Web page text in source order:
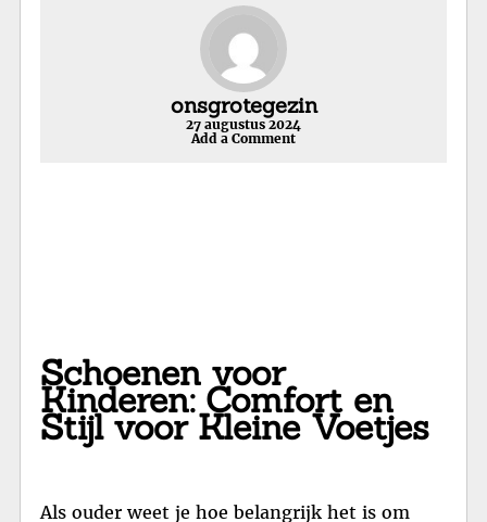
onsgrotegezin
27 augustus 2024
Add a Comment
Schoenen voor
Kinderen: Comfort en
Stijl voor Kleine Voetjes
Als ouder weet je hoe belangrijk het is om